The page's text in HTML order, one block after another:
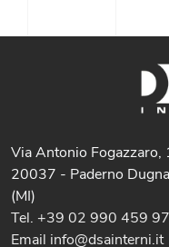
Via Antonio Fogazzaro,
20037 - Paderno
(MI)
Tel. +39 02 990 459 97
Email info@dsainterni.it